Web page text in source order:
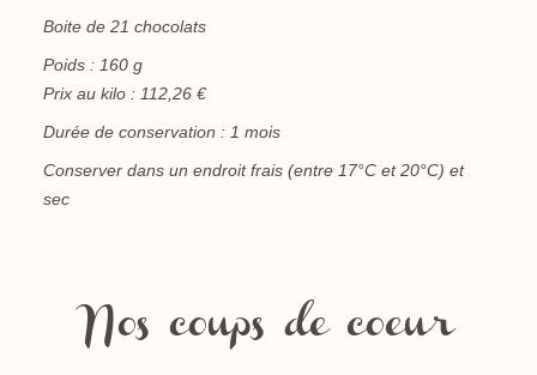
Boite de 21 chocolats
Poids : 160 g
Prix au kilo : 112,26 €
Durée de conservation : 1 mois
Conserver dans un endroit frais (entre 17°C et 20°C) et
sec
Nos coups de coeur